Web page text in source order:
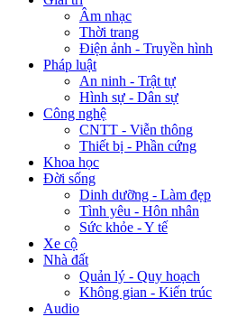
Âm nhạc
Thời trang
Điện ảnh - Truyền hình
Pháp luật
An ninh - Trật tự
Hình sự - Dân sự
Công nghệ
CNTT - Viễn thông
Thiết bị - Phần cứng
Khoa học
Đời sống
Dinh dưỡng - Làm đẹp
Tình yêu - Hôn nhân
Sức khỏe - Y tế
Xe cộ
Nhà đất
Quản lý - Quy hoạch
Không gian - Kiến trúc
Audio